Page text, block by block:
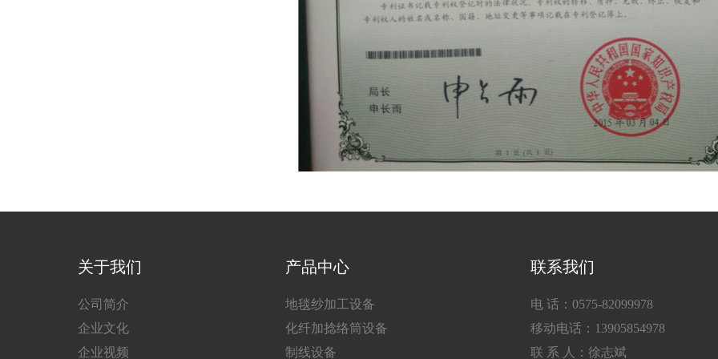
关于我们
公司简介
企业文化
企业视频
产品中心
地毯纱加工设备
化纤加捻络筒设备
制线设备
联系我们
电 话：0575-82099978
移动电话：13905854978
联 系 人：徐志斌